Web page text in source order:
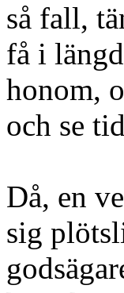
så fall,
få i
honom,
och se
Då, en
sig